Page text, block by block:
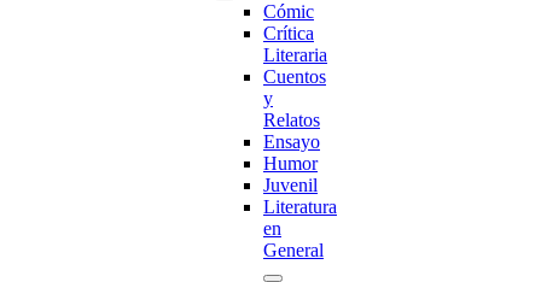
Cómic
Crítica
Literaria
Cuentos
y
Relatos
Ensayo
Humor
Juvenil
Literatura
en
General